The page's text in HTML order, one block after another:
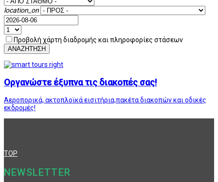
location_on
Προβολή χάρτη διαδρομής και πληροφορίες στάσεων
ΑΝΑΖΗΤΗΣΗ
Οργανώστε έξυπνα τις διακοπές σας!
Αεροπορικά, ακτοπλοϊκά εισιτήρια,πακέτα διακοπών και οδικές
εκδρομές!
TOP
NEWSLETTER